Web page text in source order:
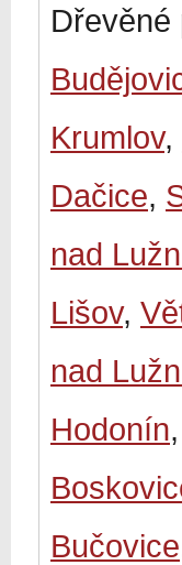
Krumlov,
Dačice,
nad
Lišov,
nad
Hodonín,
Bučovice